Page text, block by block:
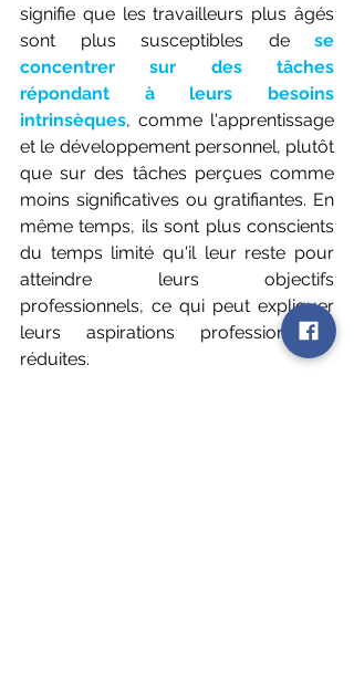
signifie que les travailleurs plus âgés
sont plus susceptibles de se
concentrer sur des tâches
répondant à leurs besoins
intrinsèques, comme l'apprentissage
et le développement personnel, plutôt
que sur des tâches perçues comme
moins significatives ou gratifiantes. En
même temps, ils sont plus conscients
du temps limité qu'il leur reste pour
atteindre leurs objectifs
professionnels, ce qui peut expliquer
leurs aspirations professionnelles
réduites.